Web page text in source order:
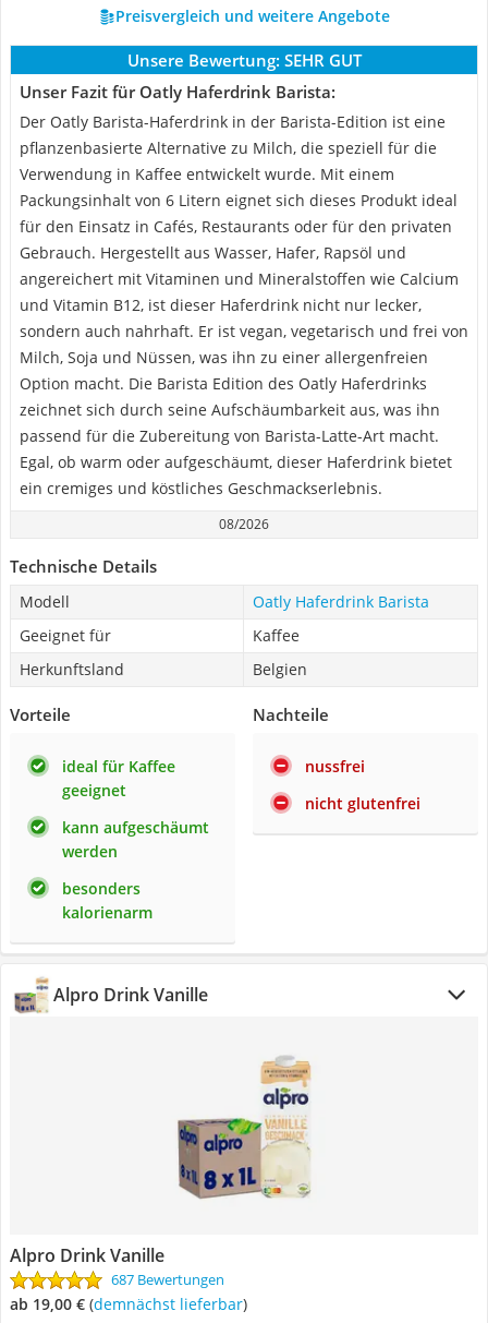
Preisvergleich und weitere Angebote
Unsere Bewertung: SEHR GUT
Unser Fazit für Oatly Haferdrink Barista:
Der Oatly Barista-Haferdrink in der Barista-Edition ist eine
pflanzenbasierte Alternative zu Milch, die speziell für die
Verwendung in Kaffee entwickelt wurde. Mit einem
Packungsinhalt von 6 Litern eignet sich dieses Produkt ideal
für den Einsatz in Cafés, Restaurants oder für den privaten
Gebrauch. Hergestellt aus Wasser, Hafer, Rapsöl und
angereichert mit Vitaminen und Mineralstoffen wie Calcium
und Vitamin B12, ist dieser Haferdrink nicht nur lecker,
sondern auch nahrhaft. Er ist vegan, vegetarisch und frei von
Milch, Soja und Nüssen, was ihn zu einer allergenfreien
Option macht. Die Barista Edition des Oatly Haferdrinks
zeichnet sich durch seine Aufschäumbarkeit aus, was ihn
passend für die Zubereitung von Barista-Latte-Art macht.
Egal, ob warm oder aufgeschäumt, dieser Haferdrink bietet
ein cremiges und köstliches Geschmackserlebnis.
08/2026
Technische Details
Modell
Oatly Haferdrink Barista
Geeignet für
Kaffee
Herkunftsland
Belgien
Vorteile
ideal für Kaffee
geeignet
kann aufgeschäumt
werden
besonders
kalorienarm
Nachteile
nussfrei
nicht glutenfrei
Alpro Drink Vanille
Alpro Drink Vanille
687 Bewertungen
ab 19,00 € ( Demnächst lieferbar)